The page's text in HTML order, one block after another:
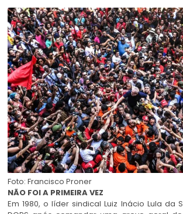
Foto: Francisco Proner
NÃO FOI A PRIMEIRA VEZ
Em 1980, o líder sindical Luiz Inácio Lula da